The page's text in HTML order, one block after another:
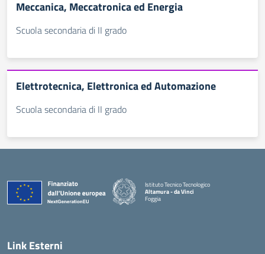
Meccanica, Meccatronica ed Energia
Scuola secondaria di II grado
Elettrotecnica, Elettronica ed Automazione
Scuola secondaria di II grado
Istituto Tecnico Tecnologico
Altamura - da Vinci
Foggia
— Visita la pagina iniziale della scuola
Link Esterni